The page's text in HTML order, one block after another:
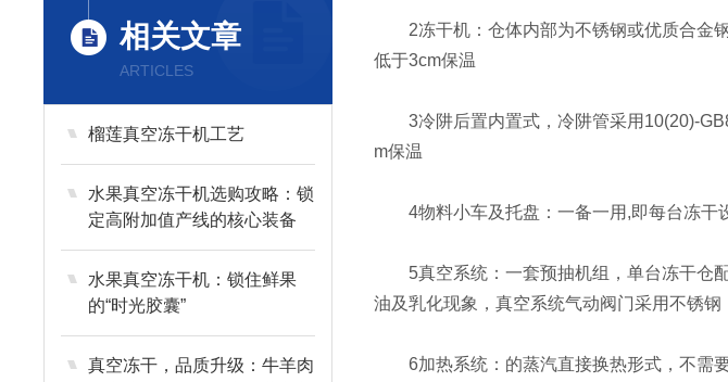
相关文章
ARTICLES
榴莲真空冻干机工艺
水果真空冻干机选购攻略：锁
定高附加值产线的核心装备
水果真空冻干机：锁住鲜果
的“时光胶囊”
真空冻干，品质升级：牛羊肉
2冻干机：仓体内部为不锈钢或优质合金钢
低于3cm保温
3冷阱后置内置式，冷阱管采用10(20)-
m保温
4物料小车及托盘：一备一用,即每台冻干
5真空系统：一套预抽机组，单台冻干仓配
油及乳化现象，真空系统气动阀门采用不锈
6加热系统：的蒸汽直接换热形式，不需要